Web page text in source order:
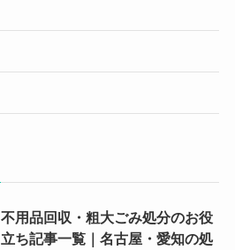
不用品回収・粗大ごみ処分のお役
立ち記事一覧｜名古屋・愛知の処